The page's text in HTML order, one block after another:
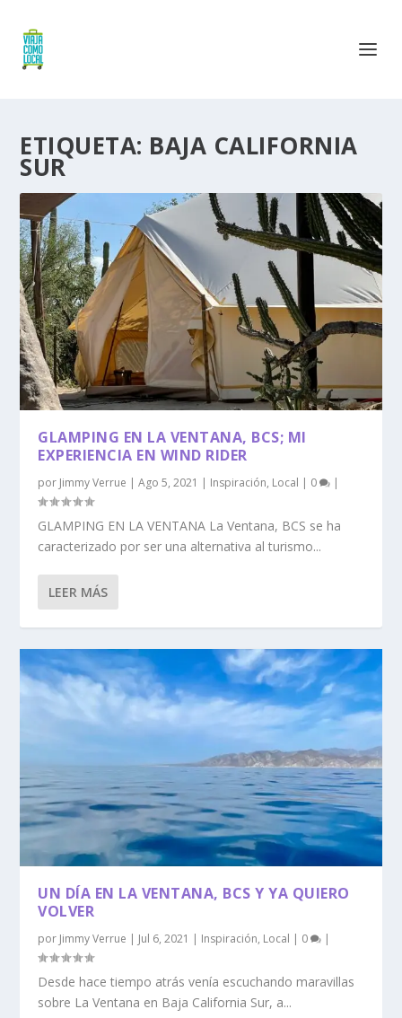
ETIQUETA: BAJA CALIFORNIA
SUR
GLAMPING EN LA VENTANA, BCS; MI
EXPERIENCIA EN WIND RIDER
por Jimmy Verrue |Ago 5, 2021 | Inspiración, Local | 0 |
GLAMPING EN LA VENTANA La Ventana, BCS se ha
caracterizado por ser una alternativa al turismo...
LEER MÁS
UN DÍA EN LA VENTANA, BCS Y YA QUIERO
VOLVER
por Jimmy Verrue | Jul 6, 2021 | Inspiración, Local | 0 |
Desde hace tiempo atrás venía escuchando maravillas
sobre La Ventana en Baja California Sur, a...